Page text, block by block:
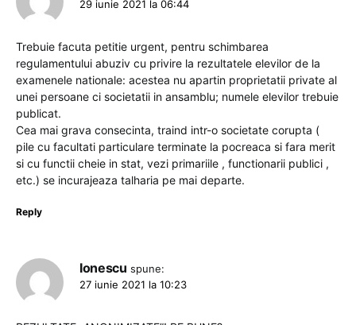
29 iunie 2021 la 06:44
Trebuie facuta petitie urgent, pentru schimbarea
regulamentului abuziv cu privire la rezultatele elevilor de la
examenele nationale: acestea nu apartin proprietatii private al
unei persoane ci societatii in ansamblu; numele elevilor trebuie
publicat.
Cea mai grava consecinta, traind intr-o societate corupta (
pile cu facultati particulare terminate la pocreaca si fara merit
si cu functii cheie in stat, vezi primariile , functionarii publici ,
etc.) se incurajeaza talharia pe mai departe.
Reply
Ionescu spune:
27 iunie 2021 la 10:23